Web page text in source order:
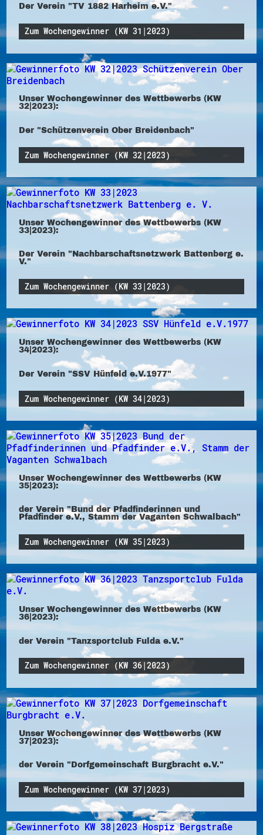
Der Verein "TV 1882 Harheim e.V."
Zum Wochengewinner (KW 31|2023)
Unser Wochengewinner des Wettbewerbs (KW
32|2023):
Der "Schützenverein Ober Breidenbach"
Zum Wochengewinner (KW 32|2023)
Unser Wochengewinner des Wettbewerbs (KW
33|2023):
Der Verein "Nachbarschaftsnetzwerk Battenberg e.
V."
Zum Wochengewinner (KW 33|2023)
Unser Wochengewinner des Wettbewerbs (KW
34|2023):
Der Verein "SSV Hünfeld e.V.1977"
Zum Wochengewinner (KW 34|2023)
Unser Wochengewinner des Wettbewerbs (KW
35|2023):
der Verein "Bund der Pfadfinderinnen und
Pfadfinder e.V., Stamm der Vaganten Schwalbach"
Zum Wochengewinner (KW 35|2023)
Unser Wochengewinner des Wettbewerbs (KW
36|2023):
der Verein "Tanzsportclub Fulda e.V."
Zum Wochengewinner (KW 36|2023)
Unser Wochengewinner des Wettbewerbs (KW
37|2023):
der Verein "Dorfgemeinschaft Burgbracht e.V."
Zum Wochengewinner (KW 37|2023)